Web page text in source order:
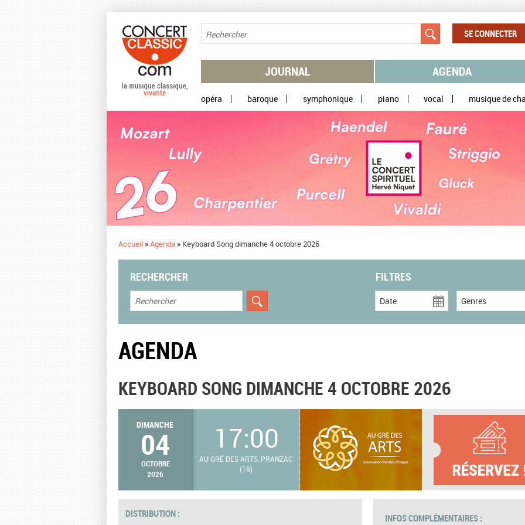
SE CONNECTER
JOURNAL AGENDA
opéra baroque symphonique piano vocal musique de
Accueil »Agenda » Keyboard Song dimanche 4 octobre 2026
RECHERCHER FILTRES
Date Genres
AGENDA
KEYBOARD SONG DIMANCHE 4 OCTOBRE 2026
DIMANCHE
04
OCTOBRE
2026
17:00
AU GRÉ DES ARTS, PRANZAC
(16)
DISTRIBUTION : INFOS COMPLÉMENTAIRES :